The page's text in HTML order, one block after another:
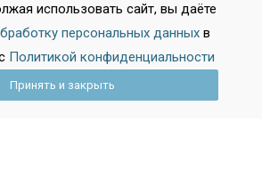
использовать сайт, вы даёте
персональных данных в
Политикой конфиденциальности
Принять и закрыть